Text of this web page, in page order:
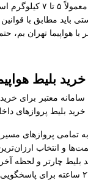
کیلوگرم است
باید مطابق با قوانین ایرلاین
هواپیما تهران بم،
خرید بلیط
سامانه معتبر برای
خرید بلیط پروازهای
تمامی پروازهای مسیر
و انتخاب
بلیط چارتر و لحظه